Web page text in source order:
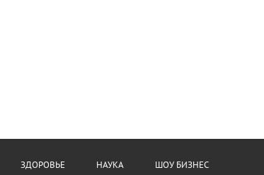
ЗДОРОВЬЕ НАУКА ШОУ БИЗНЕС